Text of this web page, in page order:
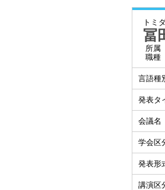
トミ
冨
所属
職種
言語種
発表タ
会議名
学会区
発表形
講演区